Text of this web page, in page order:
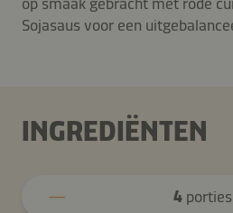
Sojasaus voor een
INGREDIËNTEN
4porties